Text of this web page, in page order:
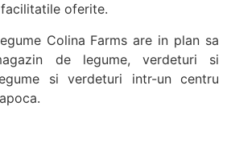
oferite.
Colina Farms are in plan sa
de legume, verdeturi si
si verdeturi intr-un centru